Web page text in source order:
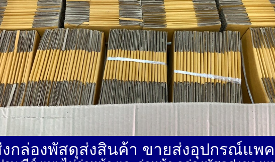
กล่องพัสดุส่งสินค้า ขายส่งอุปกรณ์แพ